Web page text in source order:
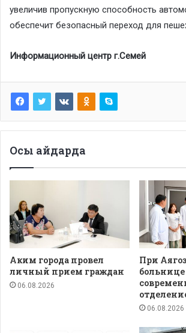
увеличив пропускную способность
обеспечит безопасный переход для
Информационный центр г.Семей
Осы айдарда
Аким города провел
личный прием граждан
06.08.2026
При
больнице
06.08.2026